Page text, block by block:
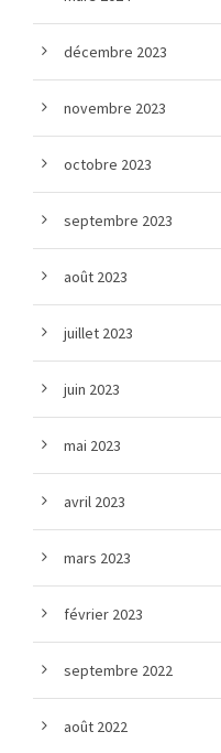
décembre 2023
novembre 2023
octobre 2023
septembre 2023
août 2023
juillet 2023
juin 2023
mai 2023
avril 2023
mars 2023
février 2023
septembre 2022
août 2022